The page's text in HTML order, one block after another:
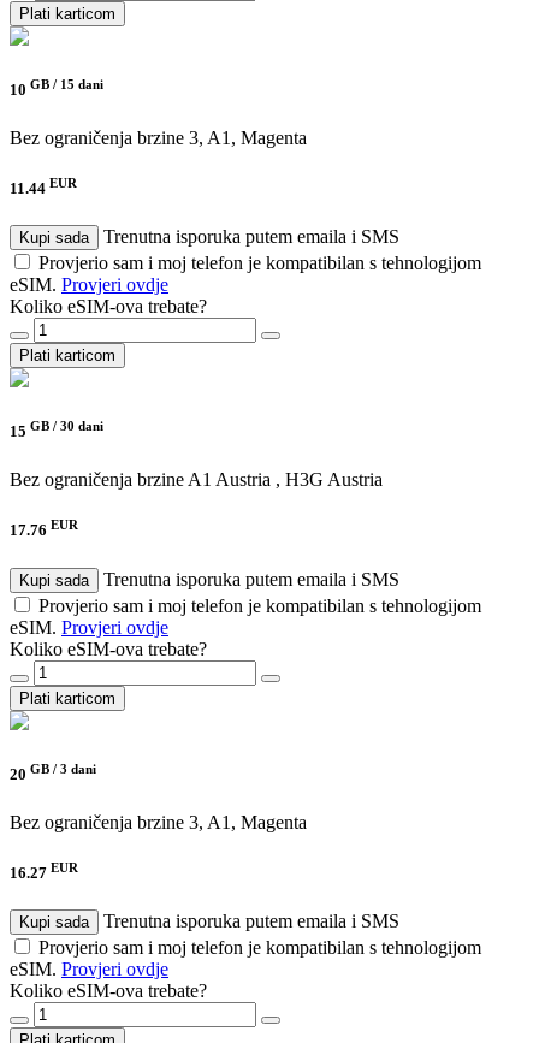
Plati karticom
10 GB / 15 dani
Bez ograničenja brzine 3, A1, Magenta
11.44 EUR
Kupi sada
Trenutna isporuka putem emaila i SMS
Provjerio sam i moj telefon je kompatibilan s tehnologijom
eSIM. Provjeri ovdje
Koliko eSIM-ova trebate?
Plati karticom
15 GB / 30 dani
Bez ograničenja brzine A1 Austria , H3G Austria
17.76 EUR
Kupi sada
Trenutna isporuka putem emaila i SMS
Provjerio sam i moj telefon je kompatibilan s tehnologijom
eSIM. Provjeri ovdje
Koliko eSIM-ova trebate?
Plati karticom
20 GB / 3 dani
Bez ograničenja brzine 3, A1, Magenta
16.27 EUR
Kupi sada
Trenutna isporuka putem emaila i SMS
Provjerio sam i moj telefon je kompatibilan s tehnologijom
eSIM. Provjeri ovdje
Koliko eSIM-ova trebate?